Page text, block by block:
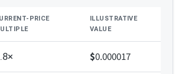
PRICE
ILLUSTRATIVE
VALUE
$0.000017